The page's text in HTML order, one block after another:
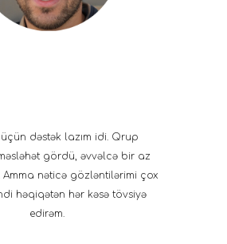
üçün dəstək lazım idi. Qrup
gördü, əvvəlcə bir az
Amma nəticə gözləntilərimi çox
həqiqətən hər kəsə tövsiyə
edirəm.